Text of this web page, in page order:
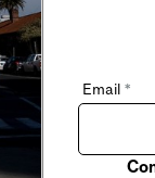
Email *